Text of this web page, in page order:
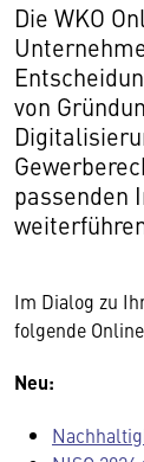
Die WKO
von
passenden
Im Dialog zu
folgende
Neu: